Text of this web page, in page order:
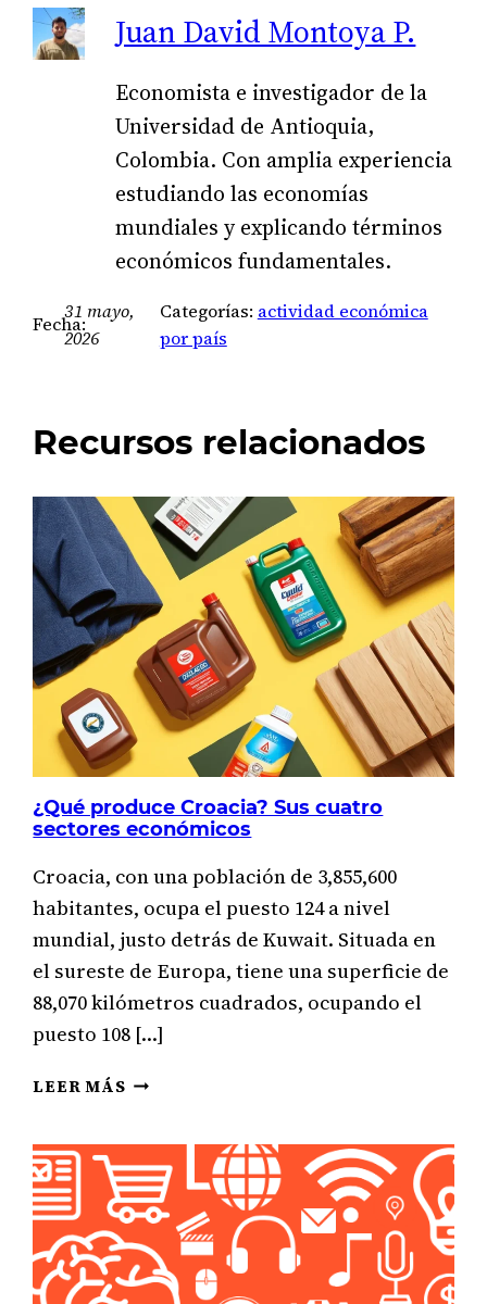
Juan David Montoya P.
Economista e investigador de la
Universidad de Antioquia,
Colombia. Con amplia experiencia
estudiando las economías
mundiales y explicando términos
económicos fundamentales.
Fecha:
31 mayo,
2026
Categorías: actividad económica
por país
Recursos relacionados
¿Qué produce Croacia? Sus cuatro
sectores económicos
Croacia, con una población de 3,855,600
habitantes, ocupa el puesto 124 a nivel
mundial, justo detrás de Kuwait. Situada en
el sureste de Europa, tiene una superficie de
88,070 kilómetros cuadrados, ocupando el
puesto 108 […]
LEER MÁS ¿QUÉ
CUATRO
SECTORES
ECONÓMICOS